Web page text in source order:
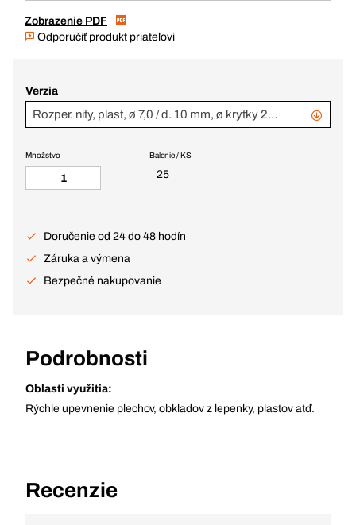
Zobrazenie PDF
Odporučiť produkt priateľovi
Verzia
Rozper. nity, plast, ø 7,0 / d. 10 mm, ø krytky 20 mm, čierne
Balenie / KS
25
Množstvo
Doručenie od 24 do 48 hodín
Záruka a výmena
Bezpečné nakupovanie
Podrobnosti
Oblasti využitia:
Rýchle upevnenie plechov, obkladov z lepenky, plastov atď.
Recenzie